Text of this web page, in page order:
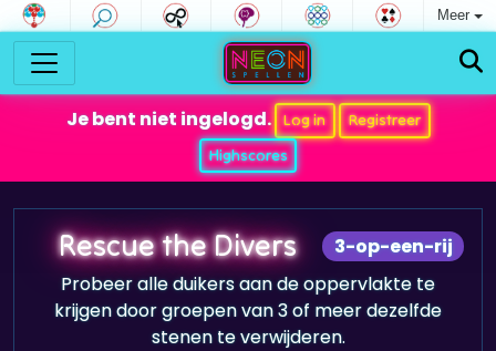
Meer
Je bent niet ingelogd. Log in
Registreer
Highscores
3-op-een-rij
Rescue the Divers
Probeer alle duikers aan de oppervlakte te
krijgen door groepen van 3 of meer dezelfde
stenen te verwijderen.